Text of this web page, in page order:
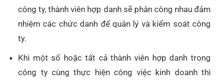
công ty, thành viên hợp danh sẽ phân công nhau đảm
nhiệm các chức danh để quản lý và kiểm soát công
ty.
Khi một số hoặc tất cả thành viên hợp danh trong
công ty cùng thực hiện công việc kinh doanh thì